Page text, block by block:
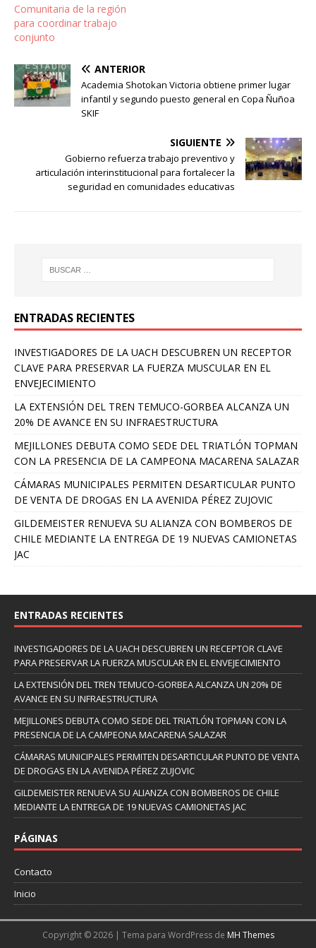
Comunitaria de la región
para coordinar trabajo
conjunto
ANTERIOR
Academia Shotokan Victoria obtiene primer lugar
infantil y segundo puesto general en Copa Ñuñoa
SKIF
SIGUIENTE
Gobierno refuerza trabajo preventivo y
articulación interinstitucional para fortalecer la
seguridad en comunidades educativas
ENTRADAS RECIENTES
INVESTIGADORES DE LA UACH DESCUBREN UN RECEPTOR
CLAVE PARA PRESERVAR LA FUERZA MUSCULAR EN EL
ENVEJECIMIENTO
LA EXTENSIÓN DEL TREN TEMUCO-GORBEA ALCANZA UN
20% DE AVANCE EN SU INFRAESTRUCTURA
MEJILLONES DEBUTA COMO SEDE DEL TRIATLÓN TOPMAN
CON LA PRESENCIA DE LA CAMPEONA MACARENA SALAZAR
CÁMARAS MUNICIPALES PERMITEN DESARTICULAR PUNTO
DE VENTA DE DROGAS EN LA AVENIDA PÉREZ ZUJOVIC
GILDEMEISTER RENUEVA SU ALIANZA CON BOMBEROS DE
CHILE MEDIANTE LA ENTREGA DE 19 NUEVAS CAMIONETAS
JAC
ENTRADAS RECIENTES
INVESTIGADORES DE LA UACH DESCUBREN UN RECEPTOR CLAVE
PARA PRESERVAR LA FUERZA MUSCULAR EN EL ENVEJECIMIENTO
LA EXTENSIÓN DEL TREN TEMUCO-GORBEA ALCANZA UN 20% DE
AVANCE EN SU INFRAESTRUCTURA
MEJILLONES DEBUTA COMO SEDE DEL TRIATLÓN TOPMAN CON LA
PRESENCIA DE LA CAMPEONA MACARENA SALAZAR
CÁMARAS MUNICIPALES PERMITEN DESARTICULAR PUNTO DE VENTA
DE DROGAS EN LA AVENIDA PÉREZ ZUJOVIC
GILDEMEISTER RENUEVA SU ALIANZA CON BOMBEROS DE CHILE
MEDIANTE LA ENTREGA DE 19 NUEVAS CAMIONETAS JAC
PÁGINAS
Contacto
Inicio
Copyright © 2026 | Tema para WordPress de MH Themes